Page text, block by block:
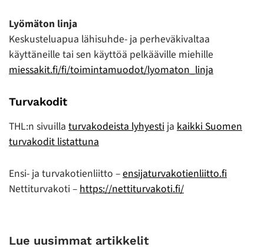
Lyömäton linja
Keskusteluapua lähisuhde- ja perheväkivaltaa
käyttäneille tai sen käyttöä pelkääville miehille
miessakit.fi/fi/toimintamuodot/lyomaton_linja
Turvakodit
THL:n sivuilla turvakodeista lyhyesti ja kaikki Suomen
turvakodit listattuna
Ensi- ja turvakotienliitto –ensijaturvakotienliitto.fi
Nettiturvakoti – https://nettiturvakoti.fi/
Lue uusimmat artikkelit